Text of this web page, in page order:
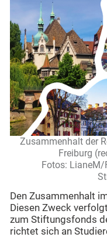
Zusammenhalt der
Freiburg
Fotos:
Den Zusammenhalt
Diesen Zweck
zum Stiftungsfonds
richtet sich an